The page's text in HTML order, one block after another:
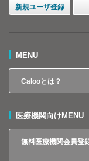
新規ユーザ登録
MENU
Calooとは？
医療機関向けMENU
無料医療機関会員登